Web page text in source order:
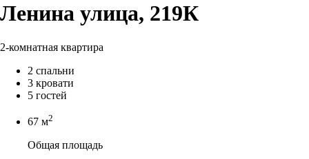
Ленина улица, 219К
2-комнатная квартира
2 спальни
3 кровати
5 гостей
67 м2
Общая площадь